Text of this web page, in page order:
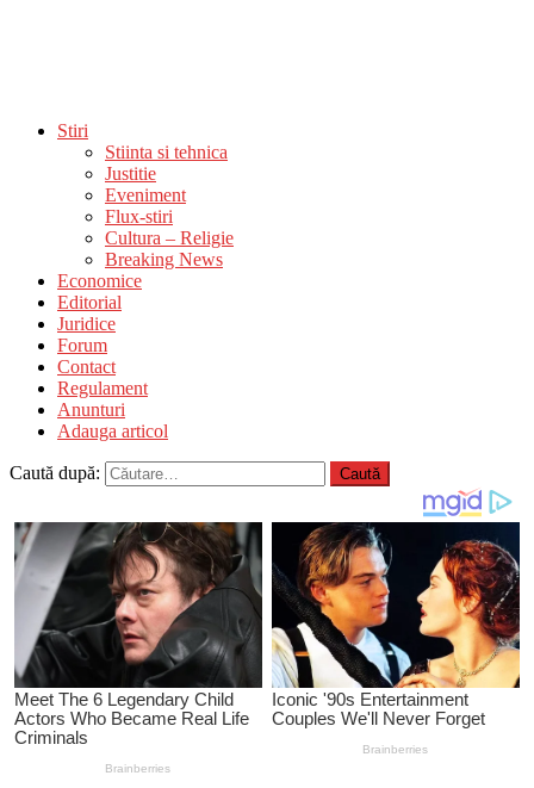
Stiri
Stiinta si tehnica
Justitie
Eveniment
Flux-stiri
Cultura – Religie
Breaking News
Economice
Editorial
Juridice
Forum
Contact
Regulament
Anunturi
Adauga articol
Caută după: